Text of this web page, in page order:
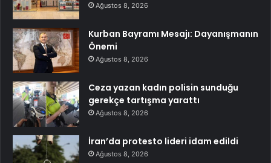
Ağustos 8, 2026
Kurban Bayramı Mesajı: Dayanışmanın
Önemi
Ağustos 8, 2026
Ceza yazan kadın polisin sunduğu
gerekçe tartışma yarattı
Ağustos 8, 2026
İran’da protesto lideri idam edildi
Ağustos 8, 2026